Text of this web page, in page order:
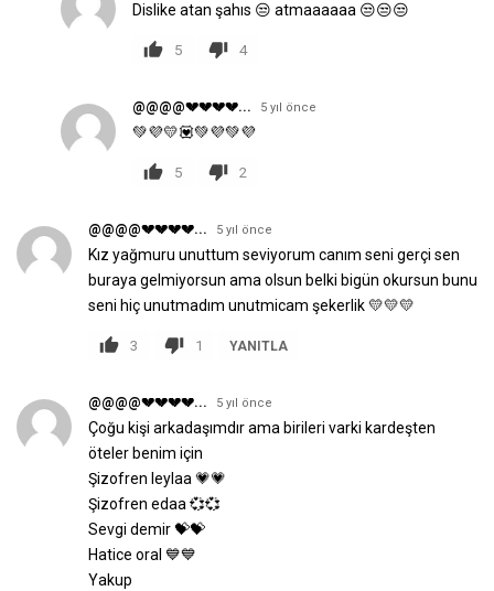
Dislike atan şahıs 😒 atmaaaaaa 😒😒😒
5 4
@@@@💔💔💔💔... 5 yıl önce
💚💜💛💟💚💜💚💜
5 2
@@@@💔💔💔💔... 5 yıl önce
Kız yağmuru unuttum seviyorum canım seni gerçi sen
buraya gelmiyorsun ama olsun belki bigün okursun bunu
seni hiç unutmadım unutmicam şekerlik 💛💛💛
3 1 YANITLA
@@@@💔💔💔💔... 5 yıl önce
Çoğu kişi arkadaşımdır ama birileri varki kardeşten
öteler benim için
Şizofren leylaa 💗💗
Şizofren edaa 💞💞
Sevgi demir 💝💝
Hatice oral 💙💙
Yakup